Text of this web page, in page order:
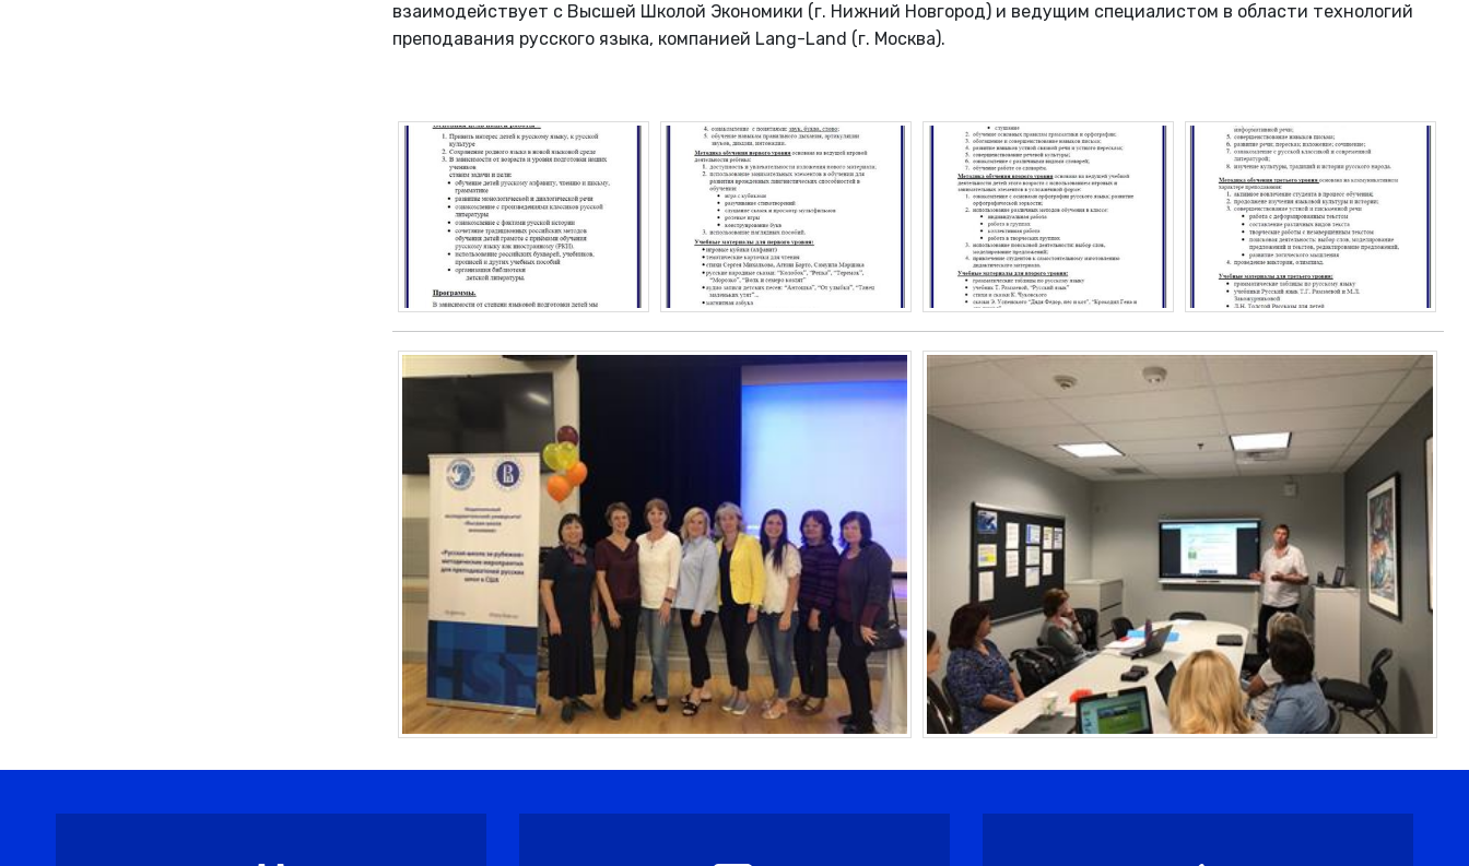
взаимодействует с Высшей Школой Экономики (г. Нижний Новгород) и ведущим специалистом в области технологий
преподавания русского языка, компанией Lang-Land (г. Москва).